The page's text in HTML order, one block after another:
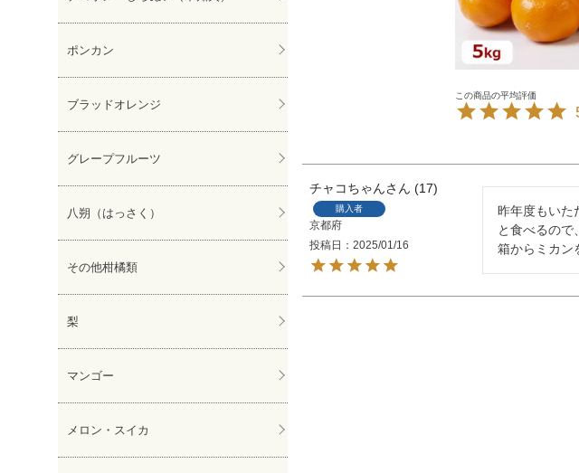
ポンカン
ブラッドオレンジ
グレープフルーツ
八朔（はっさく）
その他柑橘類
梨
マンゴー
メロン・スイカ
チャコちゃん 17
購入者
京都府
投稿日
2025/01/16
昨年度もいた
と食べるので
箱からミカン